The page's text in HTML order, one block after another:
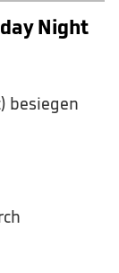
Night
besiegen